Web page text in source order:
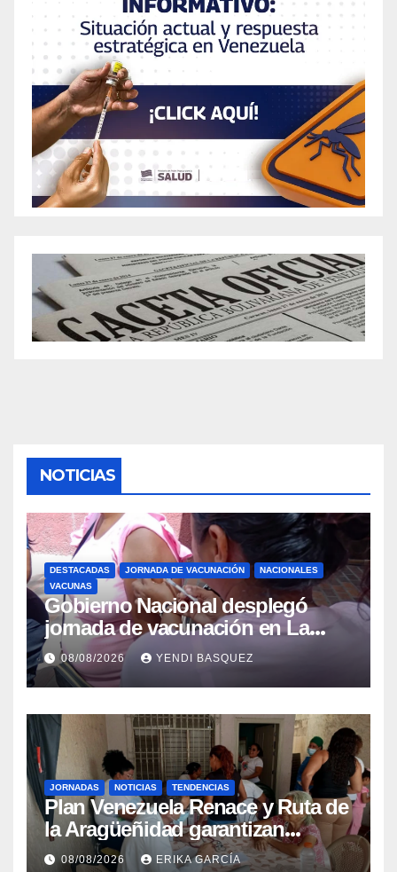
NOTICIAS
DESTACADAS JORNADA DE VACUNACIÓN
NACIONALES
VACUNAS
Gobierno Nacional desplegó
jornada de vacunación en La
Guaira para garantizar protección
epidemiológica
08/08/2026 YENDI BASQUEZ
JORNADAS NOTICIAS TENDENCIAS
Plan Venezuela Renace y Ruta de
la Aragüeñidad garantizan
atención médica integral en
08/08/2026 ERIKA GARCÍA